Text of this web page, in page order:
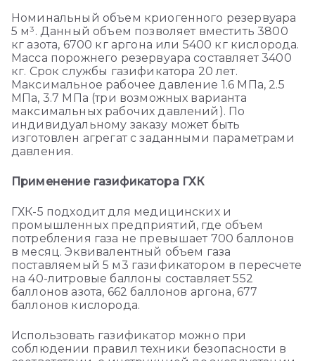
Номинальный объем криогенного резервуара
5 м³. Данный объем позволяет вместить 3800
кг азота, 6700 кг аргона или 5400 кг кислорода.
Масса порожнего резервуара составляет 3400
кг. Срок службы газификатора 20 лет.
Максимальное рабочее давление 1.6 МПа, 2.5
МПа, 3.7 МПа (три возможных варианта
максимальных рабочих давлений). По
индивидуальному заказу может быть
изготовлен агрегат с заданными параметрами
давления.
Применение газификатора ГХК
ГХК-5 подходит для медицинских и
промышленных предприятий, где объем
потребления газа не превышает 700 баллонов
в месяц. Эквивалентный объем газа
поставляемый 5 м3 газификатором в пересчете
на 40-литровые баллоны составляет 552
баллонов азота, 662 баллонов аргона, 677
баллонов кислорода.
Использовать газификатор можно при
соблюдении правил техники безопасности в